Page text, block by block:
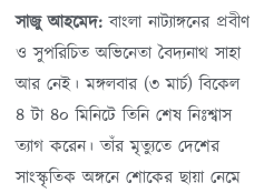
সাজু আহমেদ: বাংলা নাট্যাঙ্গনের প্রবীণ
ও সুপরিচিত অভিনেতা বৈদ্যনাথ সাহা
আর নেই। মঙ্গলবার (৩ মার্চ) বিকেল
৪ টা ৪০ মিনিটে তিনি শেষ নিঃশ্বাস
ত্যাগ করেন। তাঁর মৃত্যুতে দেশের
সাংস্কৃতিক অঙ্গনে শোকের ছায়া নেমে